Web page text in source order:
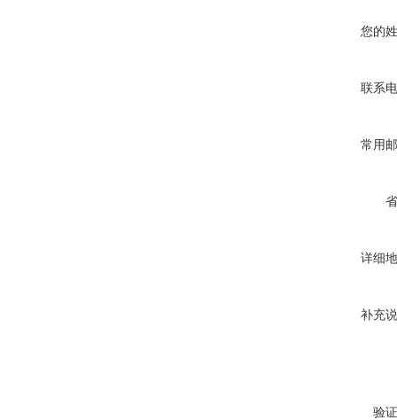
您的
联系
常用
详细
补充
验